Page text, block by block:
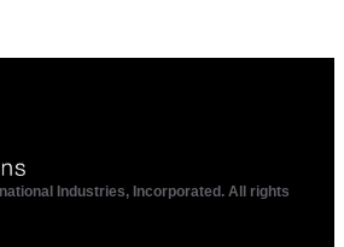
Industries, Incorporated. All rights